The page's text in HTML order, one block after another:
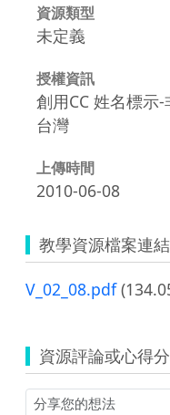
資源類型
未定義
授權資訊
創用CC 姓名標示
台灣
上傳時間
2010-06-08
教學資源檔案連結
V_02_08.pdf
資源評論或心得